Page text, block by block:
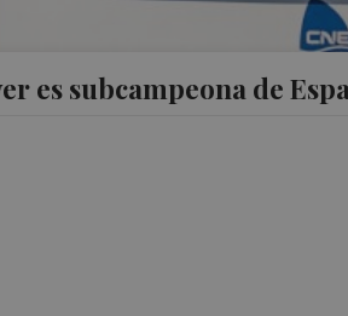
es subcampeona de